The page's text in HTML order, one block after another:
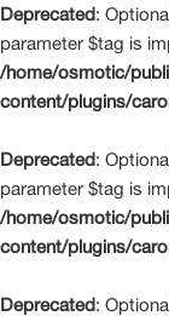
Deprecated:
parameter $tag is
/home/osmotic/
content/plugins/
Deprecated:
parameter $tag is
/home/osmotic/
content/plugins/
Deprecated: